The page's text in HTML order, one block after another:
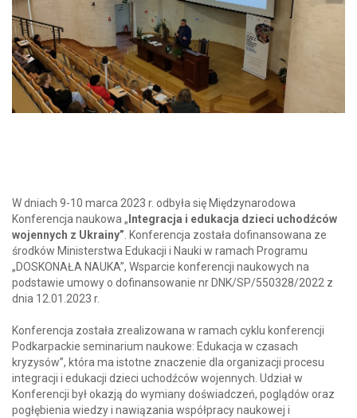
W dniach 9-10 marca 2023 r. odbyła się Międzynarodowa
Konferencja naukowa „Integracja i edukacja dzieci uchodźców
wojennych z Ukrainy” . Konferencja została dofinansowana ze
środków Ministerstwa Edukacji i Nauki w ramach Programu
„DOSKONAŁA NAUKA”, Wsparcie konferencji naukowych na
podstawie umowy o dofinansowanie nr DNK/SP/550328/2022 z
dnia 12.01.2023 r.
Konferencja została zrealizowana w ramach cyklu konferencji
Podkarpackie seminarium naukowe: Edukacja w czasach
kryzysów”, która ma istotne znaczenie dla organizacji procesu
integracji i edukacji dzieci uchodźców wojennych. Udział w
Konferencji był okazją do wymiany doświadczeń, poglądów oraz
pogłębienia wiedzy i nawiązania współpracy naukowej i